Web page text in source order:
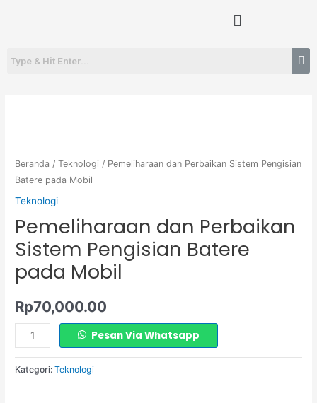
Menu
Beranda /Teknologi / Pemeliharaan dan Perbaikan Sistem Pengisian
Batere pada Mobil
Teknologi
Pemeliharaan dan Perbaikan
Sistem Pengisian Batere
pada Mobil
Rp70,000.00
Perbaikan
Sistem
Pengisian
pada
Mobil
Pesan Via Whatsapp
Kategori:Teknologi